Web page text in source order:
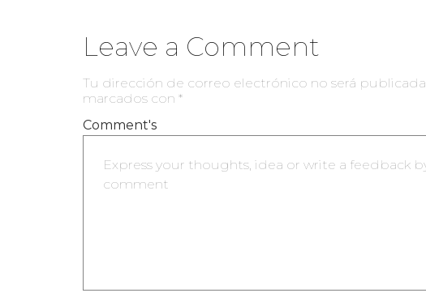
Leave a Comment
Tu dirección de correo electrónico no será publicada.
marcados con *
Comment's